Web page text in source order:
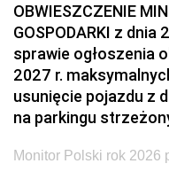
OBWIESZCZENIE
GOSPODARKI z dnia
sprawie ogłoszenia
2027 r.
usunięcie pojazdu z
na parkingu
Monitor Polski rok 2026